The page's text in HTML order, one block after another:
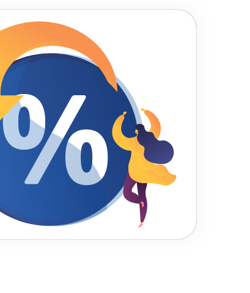
Уровень организации *